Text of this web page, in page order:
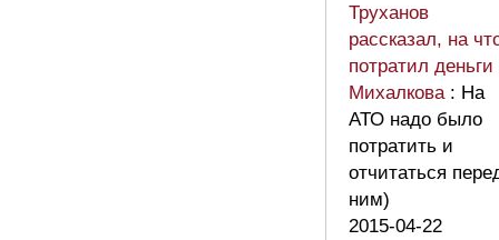
Труханов
рассказал, на
потратил деньги
Михалкова : На
АТО надо было
потратить и
отчитаться
ним)
2015-04-22